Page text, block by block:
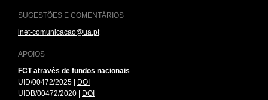
SUGESTÕES E COMENTÁRIOS
inet-comunicacao@ua.pt
APOIOS
FCT através de fundos nacionais
UID/00472/2025 |
DOI
UIDB/00472/2020 |
DOI